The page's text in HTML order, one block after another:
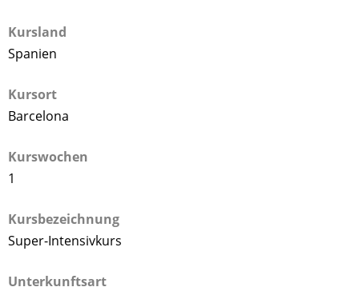
Kursland
Spanien
Kursort
Barcelona
Kurswochen
1
Kursbezeichnung
Super-Intensivkurs
Unterkunftsart